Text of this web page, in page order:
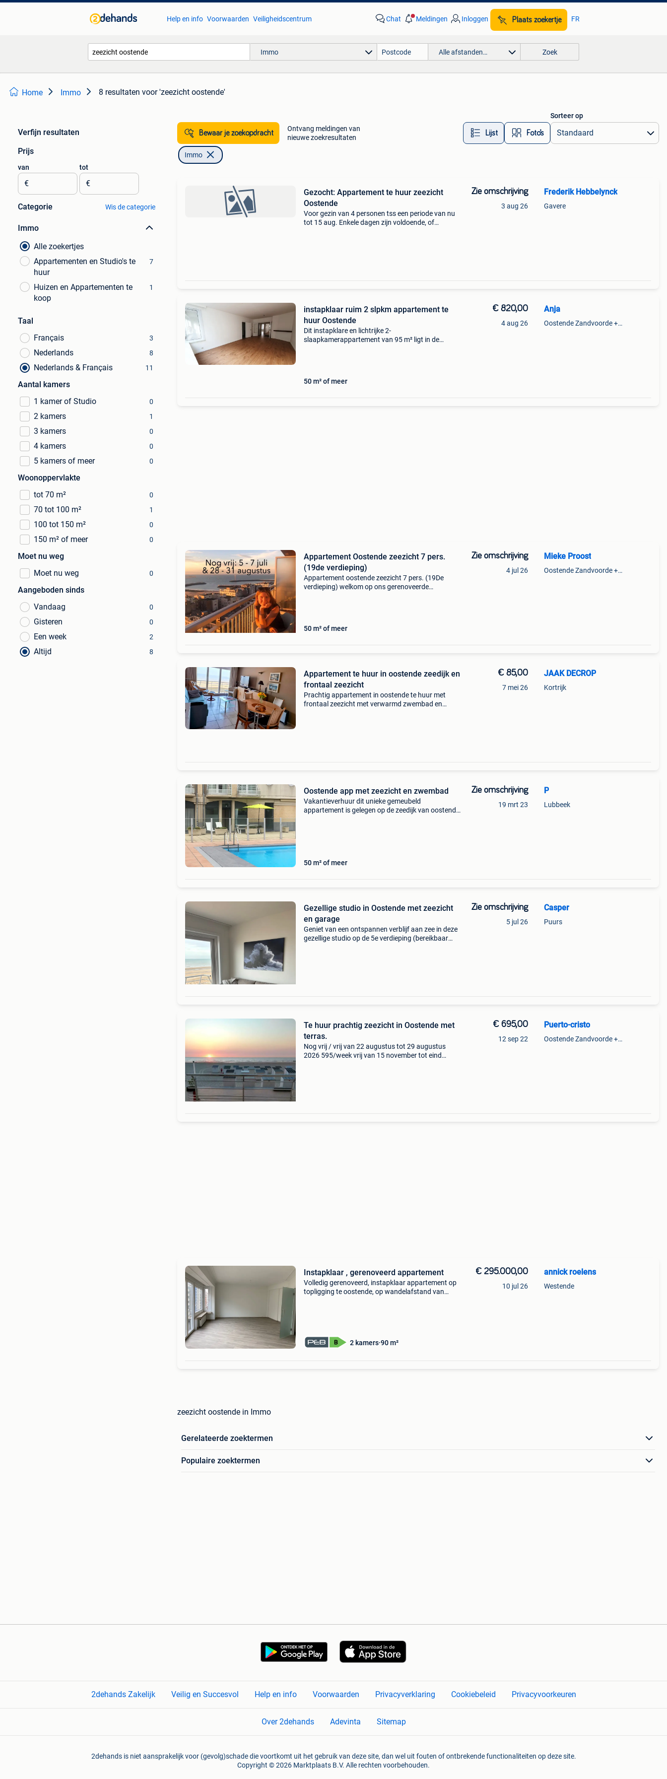
Help en info Voorwaarden Veiligheidscentrum Chat Meldingen Inloggen Plaats zoekertje FR
Immo Alle afstanden… Zoek
Home Immo 8 resultaten voor 'zeezicht oostende'
Verfijn resultaten
Prijs
van
€
tot
€
Categorie Wis de categorie
Immo
Alle zoekertjes
Appartementen en Studio's te
huur
7
Huizen en Appartementen te
koop
1
Taal
Français
3
Nederlands 8
Nederlands & Français 11
Aantal kamers
1 kamer of Studio
0
2 kamers 1
3 kamers 0
4 kamers 0
5 kamers of meer 0
Woonoppervlakte
tot 70 m²
0
70 tot 100 m² 1
100 tot 150 m² 0
150 m² of meer 0
Moet nu weg
Moet nu weg
0
Aangeboden sinds
Vandaag
0
Gisteren 0
Een week 2
Altijd 8
Bewaar je zoekopdracht
Ontvang meldingen van
nieuwe zoekresultaten
Lijst Foto’s
Sorteer op
Immo
Gezocht: Appartement te huur zeezicht
Oostende
Voor gezin van 4 personen tss een periode van nu
tot 15 aug. Enkele dagen zijn voldoende, of
Zie omschrijving
3 aug 26
Frederik Hebbelynck
Gavere
instapklaar ruim 2 slpkm appartement te
huur Oostende
Dit instapklare en lichtrijke 2-
slaapkamerappartement van 95 m² ligt in de
50 m² of meer
€ 820,00
4 aug 26
Anja
Oostende Zandvoorde +Oostende
Appartement Oostende zeezicht 7 pers.
(19de verdieping)
Appartement oostende zeezicht 7 pers. (19De
verdieping) welkom op ons gerenoveerde
50 m² of meer
Zie omschrijving
4 jul 26
Mieke Proost
Oostende Zandvoorde +Oostende
Appartement te huur in oostende zeedijk en
frontaal zeezicht
Prachtig appartement in oostende te huur met
frontaal zeezicht met verwarmd zwembad en
€ 85,00
7 mei 26
JAAK DECROP
Kortrijk
Oostende app met zeezicht en zwembad
Vakantieverhuur dit unieke gemeubeld
appartement is gelegen op de zeedijk van oostende
50 m² of meer
Zie omschrijving
19 mrt 23
P
Lubbeek
Gezellige studio in Oostende met zeezicht
en garage
Geniet van een ontspannen verblijf aan zee in deze
gezellige studio op de 5e verdieping (bereikbaar
Zie omschrijving
5 jul 26
Casper
Puurs
Te huur prachtig zeezicht in Oostende met
terras.
Nog vrij / vrij van 22 augustus tot 29 augustus
2026 595/week vrij van 15 november tot eind
€ 695,00
12 sep 22
Puerto-cristo
Oostende Zandvoorde +Oostende
Instapklaar , gerenoveerd appartement
Volledig gerenoveerd, instapklaar appartement op
topligging te oostende, op wandelafstand van
2 kamers 90 m²
€ 295.000,00
10 jul 26
annick roelens
Westende
zeezicht oostende in Immo
Gerelateerde zoektermen
Populaire zoektermen
2dehands Zakelijk Veilig en Succesvol Help en info Voorwaarden Privacyverklaring Cookiebeleid Privacyvoorkeuren
Over 2dehands Adevinta Sitemap
2dehands is niet aansprakelijk voor (gevolg)schade die voortkomt uit het gebruik van deze site, dan wel uit fouten of ontbrekende functionaliteiten op deze site.
Copyright © 2026 Marktplaats B.V. Alle rechten voorbehouden.